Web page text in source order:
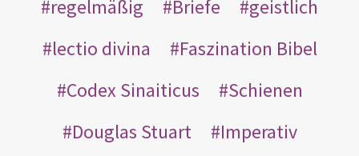
regelmäßig
Briefe
geistlich
lectio divina
Faszination Bibel
Codex Sinaiticus
Schienen
Douglas Stuart
Imperativ